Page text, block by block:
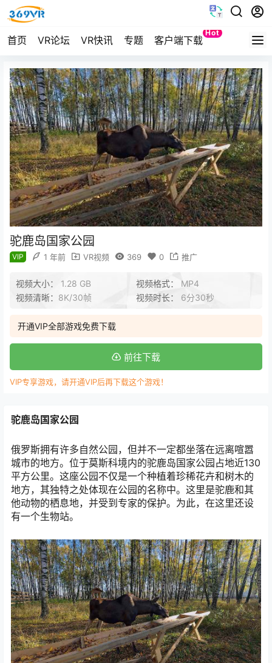
首页 VR论坛 VR快讯 专题 客户端下载
Hot
Quest
驼鹿岛国家公园
VIP 1 年前 VR视频 369 0 推广
视频大小： 1.28 GB 视频格式： MP4
视频清晰： 8K/30帧 视频时长： 6分30秒
开通VIP全部游戏免费下载
前往下载
VIP专享游戏，请开通VIP后再下载这个游戏！
驼鹿岛国家公园
俄罗斯拥有许多自然公园，但并不一定都坐落在远离喧嚣
城市的地方。位于莫斯科境内的驼鹿岛国家公园占地近130
平方公里。这座公园不仅是一个种植着珍稀花卉和树木的
地方，其独特之处体现在公园的名称中。这里是驼鹿和其
他动物的栖息地，并受到专家的保护。为此，在这里还设
有一个生物站。